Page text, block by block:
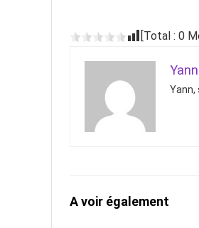
[Total : 0
Yann
Yann,
A voir également